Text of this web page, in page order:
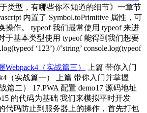
类型，有哪些你不知道的细节》一章节
内置了 Symbol.toPrimitive 属性，可
操作。 typeof 我们最常使用 typeof 来进
于基本类型使用 typeof 能得到我们想要
‘123’) //’string’ console.log(typeof
（实战篇三）
上篇 带你入门
（实战篇一） 上篇 带你入门并掌握
篇二） 17.PWA 配置 demo17 源码地址
的代码为基础 我们来模拟平时开发
代码防止到服务器上的操作，首先打包